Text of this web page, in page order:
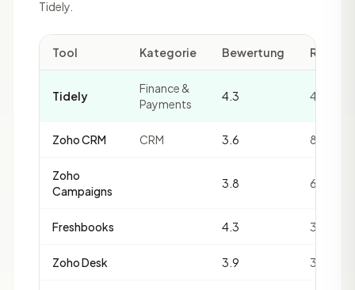
Tidely.
Tool Kategorie Bewertung Reviews
Tidely
Finance &
Payments
4.3 4
Zoho CRM CRM 3.6 8
Zoho
Campaigns
3.8 6
Freshbooks 4.3 3
Zoho Desk 3.9 3